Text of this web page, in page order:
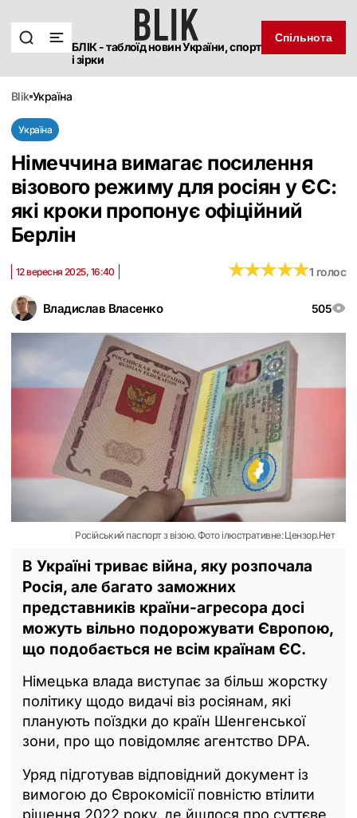
БЛІК - таблоїд новин України, спорт
і зірки
Спільнота
blik україна
Україна
Німеччина вимагає посилення
візового режиму для росіян у ЄС:
які кроки пропонує офіційний
Берлін
Владислав Власенко 505
12 вересня 2025, 16:40 ★★★★★
★★★★★1 голос
Російський паспорт з візою. Фото ілюстративне: Цензор.Нет
В Україні триває війна, яку розпочала
Росія, але багато заможних
представників країни-агресора досі
можуть вільно подорожувати Європою,
що подобається не всім країнам ЄС.
Німецька влада виступає за більш жорстку
політику щодо видачі віз росіянам, які
планують поїздки до країн Шенгенської
зони, про що повідомляє агентство DPA.
Уряд підготував відповідний документ із
вимогою до Єврокомісії повністю втілити
рішення 2022 року, де йшлося про суттєве